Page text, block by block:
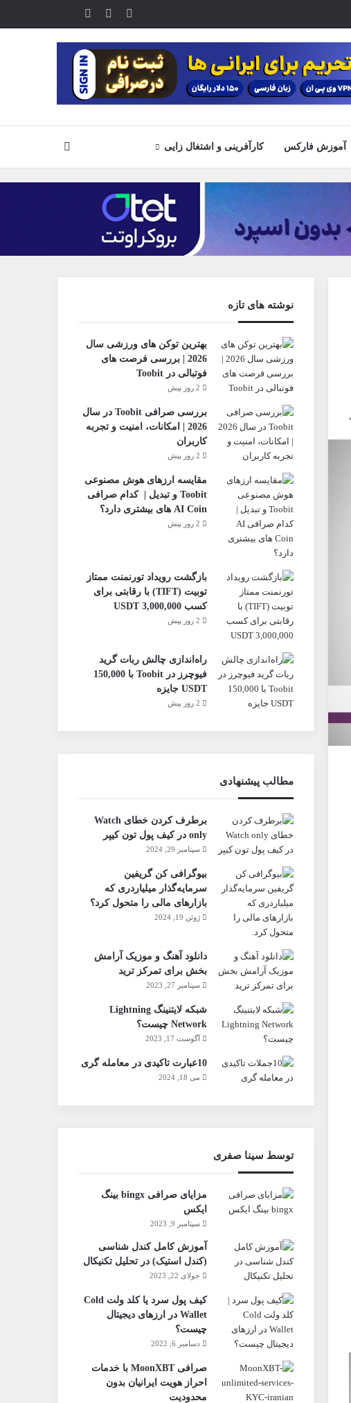
یوتیوبتلگرامخوراک
آموزش فارکس کارآفرینی و اشتغال زایی جستجو
نوشته های تازه
بهترین توکن های ورزشی سال
2026 | بررسی فرصت های
فوتبالی در Toobit
2 روز پیش
بررسی صرافی Toobit در سال
2026 | امکانات، امنیت و تجربه
کاربران
2 روز پیش
مقایسه ارزهای هوش مصنوعی
Toobit و تبدیل | کدام صرافی
AI Coin های بیشتری دارد؟
2 روز پیش
بازگشت رویداد تورنمنت ممتاز
تو‌بیت (TIFT) با رقابتی برای
کسب 3,000,000 USDT
2 روز پیش
راه‌اندازی چالش ربات گرید
فیوچرز در Toobit با 150,000
USDT جایزه
2 روز پیش
مطالب پیشنهادی
برطرف کردن خطای Watch
only در کیف پول تون کیپر
سپتامبر 29, 2024
بیوگرافی کن گریفین
سرمایه‌گذار میلیاردری که
بازارهای مالی را متحول کرد؟
ژوئن 19, 2024
دانلود آهنگ و موزیک آرامش
بخش برای تمرکز ترید
سپتامبر 27, 2023
شبکه لایتنینگ Lightning
Network چیست؟
آگوست 17, 2023
10عبارت تاکیدی در معامله گری
می 18, 2024
توسط سینا صفری
مزایای صرافی bingx بینگ
ایکس
سپتامبر 9, 2023
آموزش کامل کندل شناسی
(کندل استیک) در تحلیل تکنیکال
جولای 22, 2023
کیف پول سرد یا کلد ولت Cold
Wallet در ارزهای دیجیتال
چیست؟
دسامبر 6, 2022
صرافی MoonXBT با خدمات
احراز هویت ایرانیان بدون
محدودیت